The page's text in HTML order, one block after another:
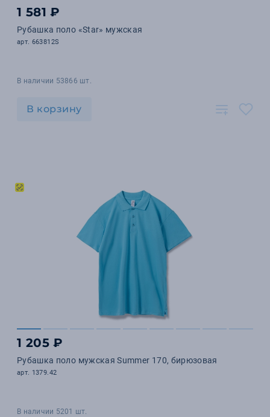
1 581 ₽
Рубашка поло «Star» мужская
арт. 663812S
В наличии 53866 шт.
В корзину
1 205 ₽
Рубашка поло мужская Summer 170, бирюзовая
арт. 1379.42
В наличии 5201 шт.